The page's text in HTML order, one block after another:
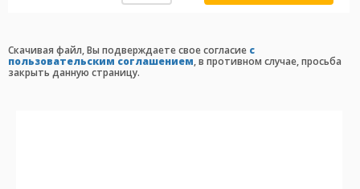
Cкачивая файл, Вы подверждаете свое согласие с
пользовательским соглашением, в противном случае, просьба
закрыть данную страницу.